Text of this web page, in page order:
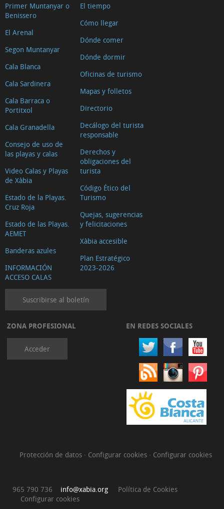
Primer Muntanyar o
Benissero
El Arenal
Segon Muntanyar
Cala Blanca
Cala Sardinera
Cala Barraca o
Portitxol
Cala Granadella
Consejo de uso de
las playas y calas
Video Calas y Playas
de Xàbia
Estado de la Playas.
Cruz Roja
Estado de las Playas.
AEMET
Banderas azules
INFORMACIÓN
ACCESO CALAS
El tiempo
Cómo llegar
Dónde comer
Dónde dormir
Oficinas de turismo
Mapas y folletos
Directorio
Decálogo del turista
responsable
Derechos y
obligaciones del
turista
Código Ético del
Turismo
Quejas, sugerencias
y felicitaciones
Xàbia accesible
Plan Estratégico
2023-2026
Suscribirse al boletín
ZONA PROFESIONAL
Acceder
EN REDES SOCIALES
Protección de datos · Configurar cookies · Configurar cookies
965 790 736 info@xabia.org
Política de Cookies
Configurar cookies